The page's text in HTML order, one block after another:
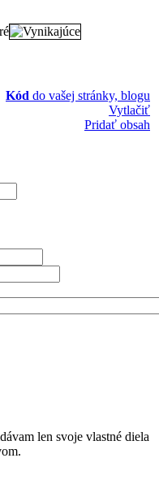
Kód do vašej stránky, blogu
Vytlačiť
Pridať obsah
len svoje vlastné diela